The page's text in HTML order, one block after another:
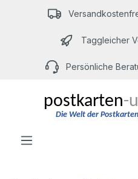
Zum Hauptinhalt springen
Taggleicher
Persönliche